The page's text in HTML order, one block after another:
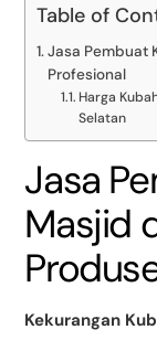
Table of
Jasa Pembuat
Profesional
Harga
Selatan
Jasa
Masjid
Kekurangan